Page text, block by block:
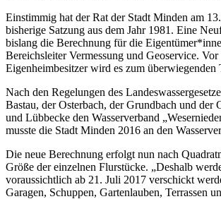
Einstimmig hat der Rat der Stadt Minden am
bisherige Satzung aus dem Jahr 1981. Eine
bislang die Berechnung für die
Bereichsleiter Vermessung und Geoservice.
Eigenheimbesitzer wird es zum überwiegenden
Nach den Regelungen des
Bastau, der Osterbach, der Grundbach und
und Lübbecke den Wasserverband
musste die Stadt Minden 2016 an den
Die neue Berechnung erfolgt nun nach
Größe der einzelnen Flurstücke. „Deshalb
voraussichtlich ab 21. Juli 2017 verschickt
Garagen, Schuppen, Gartenlauben, Terrassen